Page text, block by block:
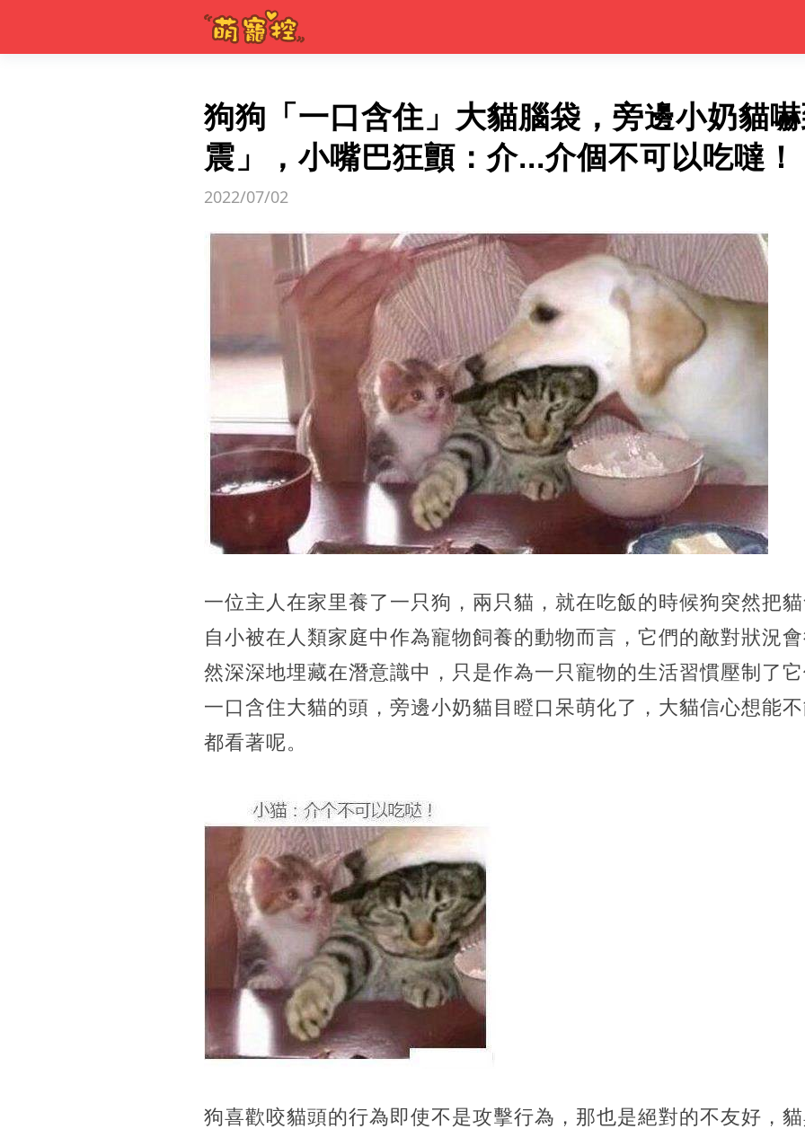
狗狗「一口含住」大貓腦袋，旁邊小奶貓
震」，小嘴巴狂顫：介...介個不可以吃噠！
2022/07/02
一位主人在家里養了一只狗，兩只貓，就在吃飯的時候狗突然把
自小被在人類家庭中作為寵物飼養的動物而言，它們的敵對狀況
然深深地埋藏在潛意識中，只是作為一只寵物的生活習慣壓制了
一口含住大貓的頭，旁邊小奶貓目瞪口呆萌化了，大貓信心想能
都看著呢。
狗喜歡咬貓頭的行為即使不是攻擊行為，那也是絕對的不友好，